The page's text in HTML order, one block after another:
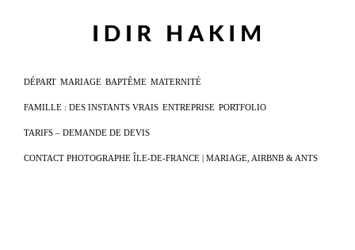
DÉPART MARIAGE BAPTÊME MATERNITÉ
FAMILLE : DES INSTANTS VRAIS ENTREPRISE PORTFOLIO
TARIFS – DEMANDE DE DEVIS
CONTACT PHOTOGRAPHE ÎLE-DE-FRANCE | MARIAGE, AIRBNB & ANTS